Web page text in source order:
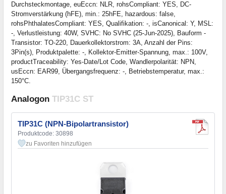
Durchsteckmontage, euEccn: NLR, rohsCompliant: YES, DC-
Stromverstärkung (hFE), min.: 25hFE, hazardous: false,
rohsPhthalatesCompliant: YES, Qualifikation: -, isCanonical: Y, MSL:
-, Verlustleistung: 40W, SVHC: No SVHC (25-Jun-2025), Bauform -
Transistor: TO-220, Dauerkollektorstrom: 3A, Anzahl der Pins:
3Pin(s), Produktpalette: -, Kollektor-Emitter-Spannung, max.: 100V,
productTraceability: Yes-Date/Lot Code, Wandlerpolarität: NPN,
usEccn: EAR99, Übergangsfrequenz: -, Betriebstemperatur, max.:
150°C.
Analogon TIP31C ST
TIP31C (NPN-Bipolartransistor)
Produktcode: 30898
zu Favoriten hinzufügen